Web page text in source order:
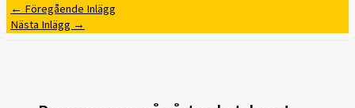
←Föregående Inlägg
Nästa Inlägg→